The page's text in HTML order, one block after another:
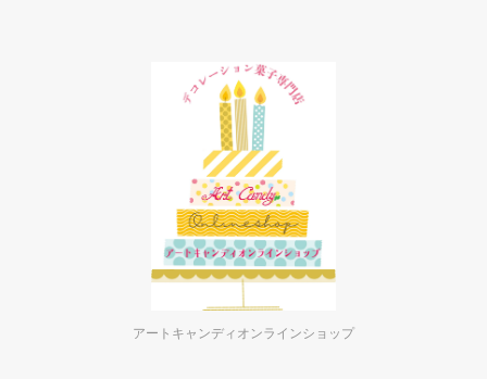
アートキャンディオンラインショップ